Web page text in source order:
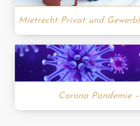
Mietrecht Privat und
Corona Pandemie